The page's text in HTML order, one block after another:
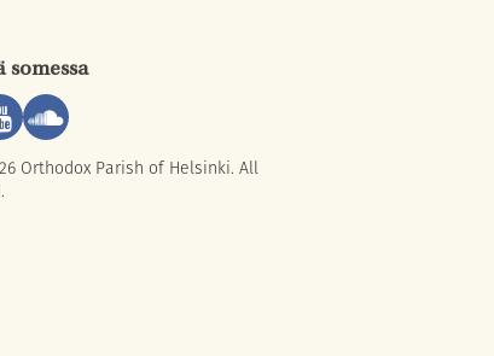
somessa
Orthodox Parish of Helsinki. All